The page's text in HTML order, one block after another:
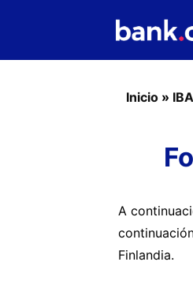
Inicio »
A
Finlandia.